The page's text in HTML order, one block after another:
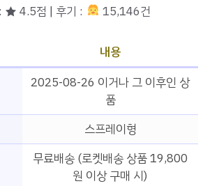
★ 4.5점 | 후기 : 15,146건
내용
2025-08-26 이거나 그 이후인 상
품
스프레이형
무료배송 (로켓배송 상품 19,800
원 이상 구매 시)